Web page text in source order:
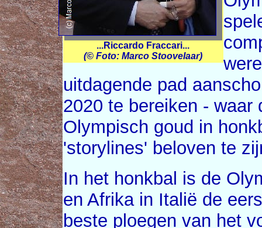
...Riccardo Fraccari...
(© Foto: Marco Stoovelaar)
uitdagende pad
2020 te bereiken - waar
Olympisch goud in
'storylines' beloven te
In het honkbal is de
en Afrika in Italië de
beste ploegen van het